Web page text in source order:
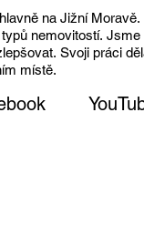
na Jižní
nemovitostí. Jsme
Svoji práci
místě.